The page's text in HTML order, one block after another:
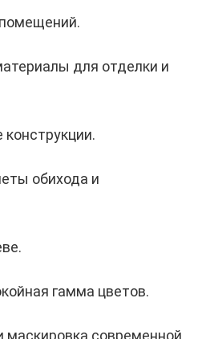
для отделки и
обихода и
гамма цветов.
маскировка современной